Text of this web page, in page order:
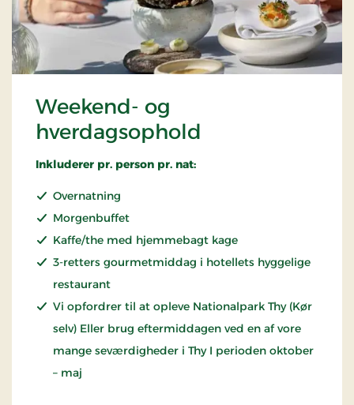
Weekend- og
hverdagsophold
Inkluderer pr. person pr. nat:
Overnatning
Morgenbuffet
Kaffe/the med hjemmebagt kage
3-retters gourmetmiddag i hotellets hyggelige
restaurant
Vi opfordrer til at opleve Nationalpark Thy (Kør
selv) Eller brug eftermiddagen ved en af vore
mange seværdigheder i Thy I perioden oktober
– maj